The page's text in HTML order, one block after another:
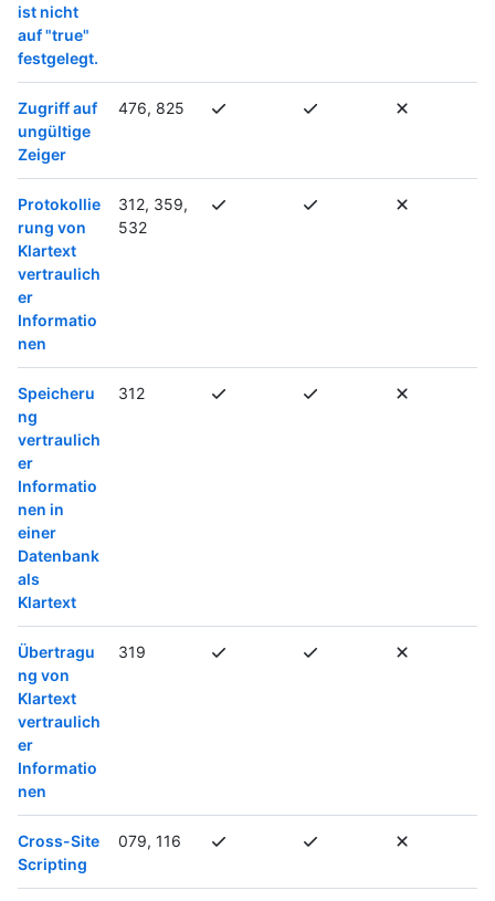
ist nicht
auf "true"
festgelegt.
Zugriff auf
ungültige
Zeiger
476, 825
Protokollie
rung von
Klartext
vertraulich
er
Informatio
nen
312, 359,
532
Speicheru
ng
vertraulich
er
Informatio
nen in
einer
Datenbank
als
Klartext
312
Übertragu
ng von
Klartext
vertraulich
er
Informatio
nen
319
Cross-Site
Scripting
079, 116